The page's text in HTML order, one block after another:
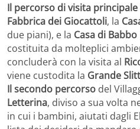
Il percorso di visita principale
Fabbrica dei Giocattoli, la
due piani), e la Casa di
costituita da molteplici
concluderà con la visita al
viene custodita la Grande
Il secondo percorso del
Letterina, diviso a sua volta
in cui i bambini, aiutati dagli